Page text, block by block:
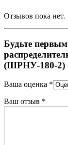
Отзывов пока нет.
Будьте
(ШРНУ-180-2)
Ваша оценка *
Ваш отзыв *